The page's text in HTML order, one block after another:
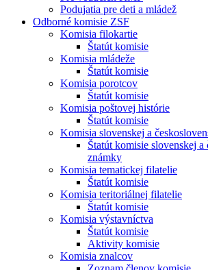
Podujatia pre deti a mládež
Odborné komisie ZSF
Komisia filokartie
Štatút komisie
Komisia mládeže
Štatút komisie
Komisia porotcov
Štatút komisie
Komisia poštovej histórie
Štatút komisie
Komisia slovenskej a
Štatút komisie slovenskej a
známky
Komisia tematickej filatelie
Štatút komisie
Komisia teritoriálnej filatelie
Štatút komisie
Komisia výstavníctva
Štatút komisie
Aktivity komisie
Komisia znalcov